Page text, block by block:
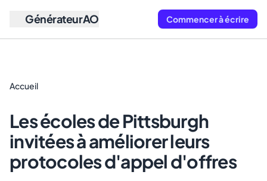
GénérateurAO Commencer à écrire
Accueil
Les écoles de Pittsburgh
invitées à améliorer leurs
protocoles d'appel d'offres